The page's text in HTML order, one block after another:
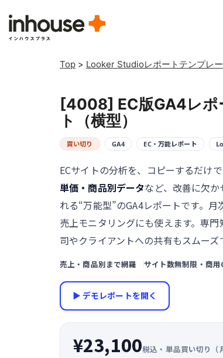
Top > Looker Studioレポートテンプレ
[4008] EC版GA4レポ
ト（横型）
買い切り GA4 EC・万能レポート
ECサイトの分析を、コピーするだけ
単価・商品別データなど、改善に欠
れる“万能型”のGA4レポートです。
売上モニタリングにも使えます。専
司やクライアントへの共有もスムーズ
売上・商品別まで網羅 サイト数無制限・商用
▶ デモレポートを開く
¥23,100税込・単品買い切り（